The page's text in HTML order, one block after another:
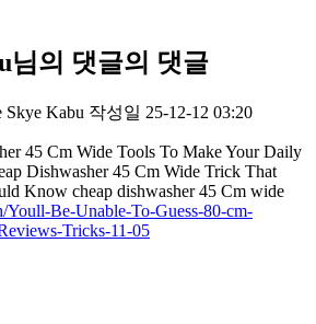
님의 댓글의 댓글
Skye Kabu 작성일 25-12-12 03:20
45 Cm Wide Tools To Make Your Daily
Dishwasher 45 Cm Wide Trick That
Know cheap dishwasher 45 Cm wide
Youll-Be-Unable-To-Guess-80-cm-
Tricks-11-05